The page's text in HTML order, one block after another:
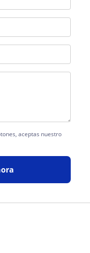
aceptas nuestro